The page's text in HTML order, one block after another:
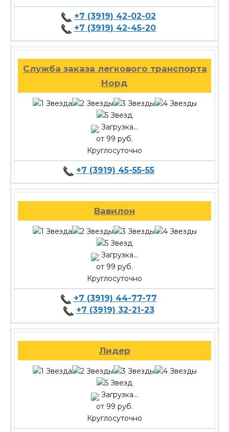
+7 (3919) 42-02-02
+7 (3919) 42-45-20
Служба заказа легкового транспорта
Норд
Загрузка...
от 99 руб.
Круглосуточно
+7 (3919) 45-55-55
Вавилон
Загрузка...
от 99 руб.
Круглосуточно
+7 (3919) 44-77-77
+7 (3919) 32-21-23
Лидер
Загрузка...
от 99 руб.
Круглосуточно